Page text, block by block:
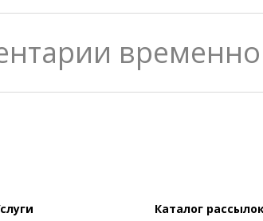
Каталог